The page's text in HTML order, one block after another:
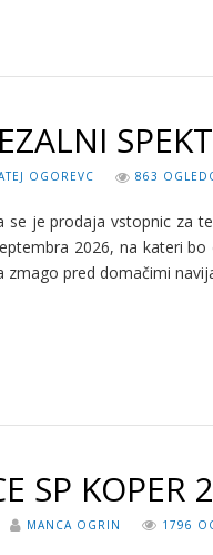
OGOREVC 863
se je prodaja vstopnic za
2026, na kateri
zmago pred domačimi
SP KOPER
MANCA OGRIN 1796